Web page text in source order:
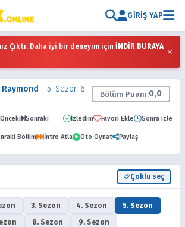
GIRIŞ YAP
Çıktı, Daha iyi bir deneyim için İNDİR BURAYA ×
- 5. Sezon 6.
Bölüm Puanı:0,0
Önceki Sonraki İzledim Favori Ekle Sonra izle
Bölüm İntro Atla Oto Oynat
Paylaş
Çoklu seç
3. Sezon 4. Sezon
5. Sezon
8. Sezon 9. Sezon